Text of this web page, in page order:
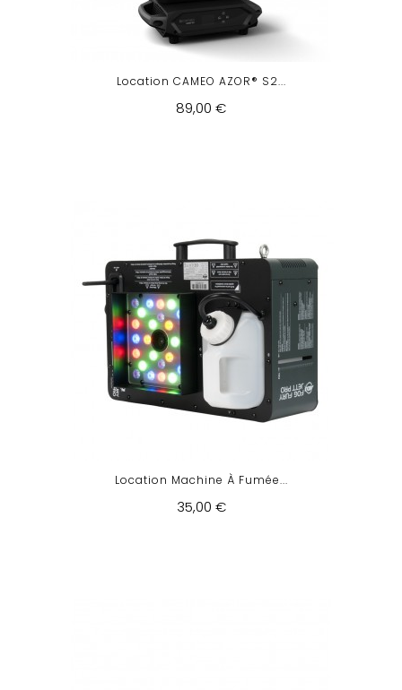
Location CAMEO AZOR® S2...
89,00 €
Location Machine À Fumée...
35,00 €